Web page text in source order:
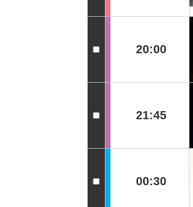
20:00
21:45
00:30